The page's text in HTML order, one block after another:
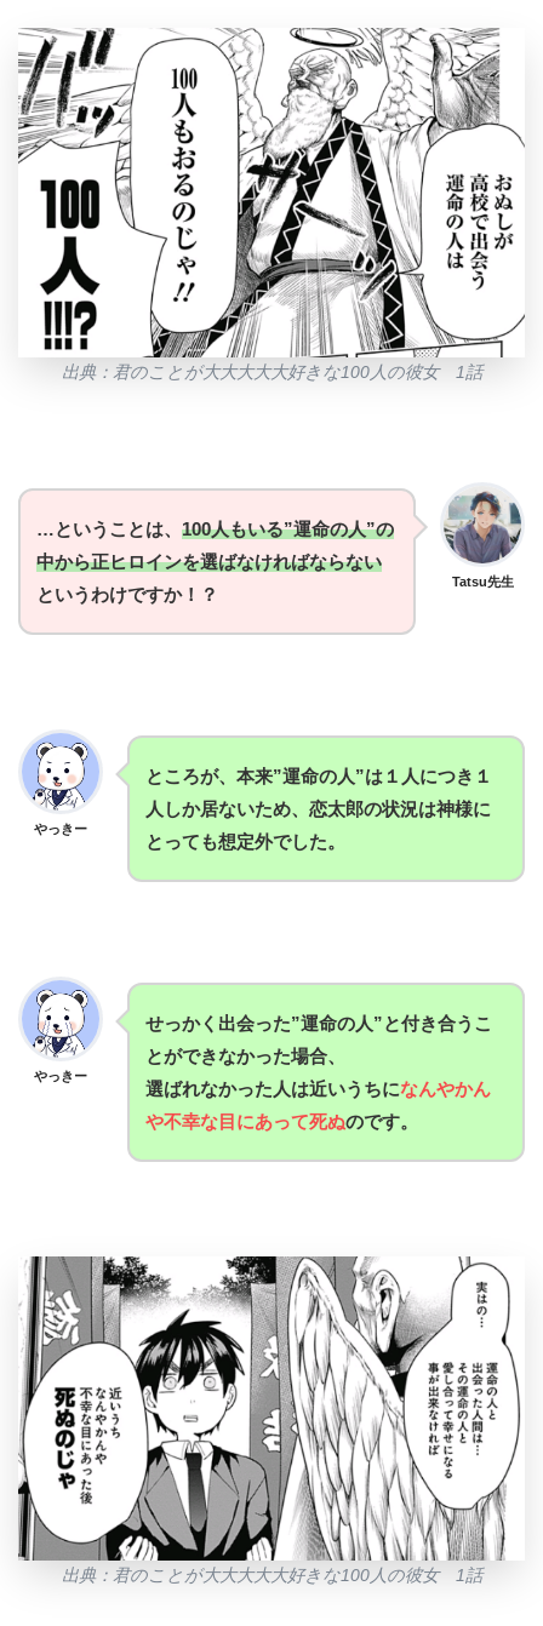
出典：君のことが大大大大大好きな100人の彼女 1話
Tatsu先生
…ということは、 100人もいる”運命の人”の
中から正ヒロインを選ばなければならない
というわけですか！？
やっきー
ところが、本来”運命の人”は１人につき１
人しか居ないため、恋太郎の状況は神様に
とっても想定外でした。
やっきー
せっかく出会った”運命の人”と付き合うこ
とができなかった場合、
選ばれなかった人は近いうちになんやかん
や不幸な目にあって死ぬのです。
出典：君のことが大大大大大好きな100人の彼女 1話